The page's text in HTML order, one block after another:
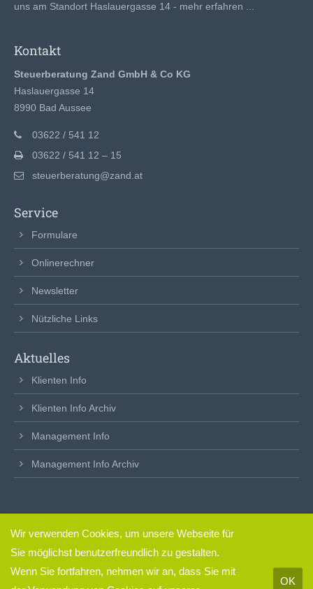
uns am Standort Haslauergasse 14 - mehr erfahren ...
Kontakt
Steuerberatung Zand GmbH & Co KG
Haslauergasse 14
8990 Bad Aussee
03622 / 541 12
03622 / 541 12 – 15
steuerberatung@zand.at
Service
Formulare
Onlinerechner
Newsletter
Nützliche Links
Aktuelles
Klienten Info
Klienten Info Archiv
Management Info
Management Info Archiv
clickfertig
– so einfach.
Impressum & Datenschutz
Wir verwenden Cookies, um unsere Webseite für
Sie möglichst benutzerfreundlich zu gestalten.
Wenn Sie fortfahren, nehmen wir an, dass Sie mit
OK